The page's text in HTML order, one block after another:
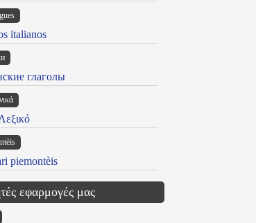
italianos
глаголы
piemontèis
εφαρμογές μας